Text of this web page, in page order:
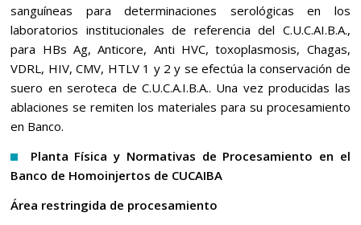
sanguíneas para determinaciones serológicas en los
laboratorios institucionales de referencia del C.U.C.AI.B.A.,
para HBs Ag, Anticore, Anti HVC, toxoplasmosis, Chagas,
VDRL, HIV, CMV, HTLV 1 y 2 y se efectúa la conservación de
suero en seroteca de C.U.C.A.I.B.A.. Una vez producidas las
ablaciones se remiten los materiales para su procesamiento
en Banco.
Planta Física y Normativas de Procesamiento en el
Banco de Homoinjertos de CUCAIBA
Área restringida de procesamiento